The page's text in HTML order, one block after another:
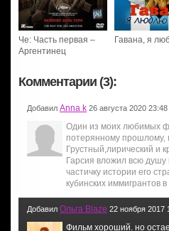
Че: Часть первая –
Аргентинец
Гавана, я
Комментарии (3):
Добавил Anna k 26 августа 2020 23:48
Один из моих любимых
потерянному прошлому,
Грустный,лирический и
Гарсия вложил всю душу
частичку истории его
кубинских иммигрантов
Добавил Ольга Blaze 22 ноября 2017
Фильм хороший. но